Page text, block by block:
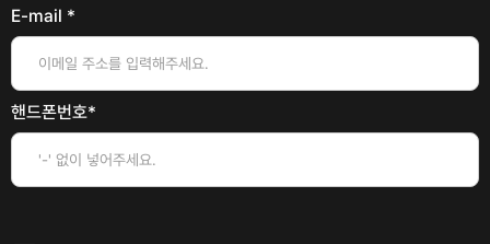
E-mail *
핸드폰번호*